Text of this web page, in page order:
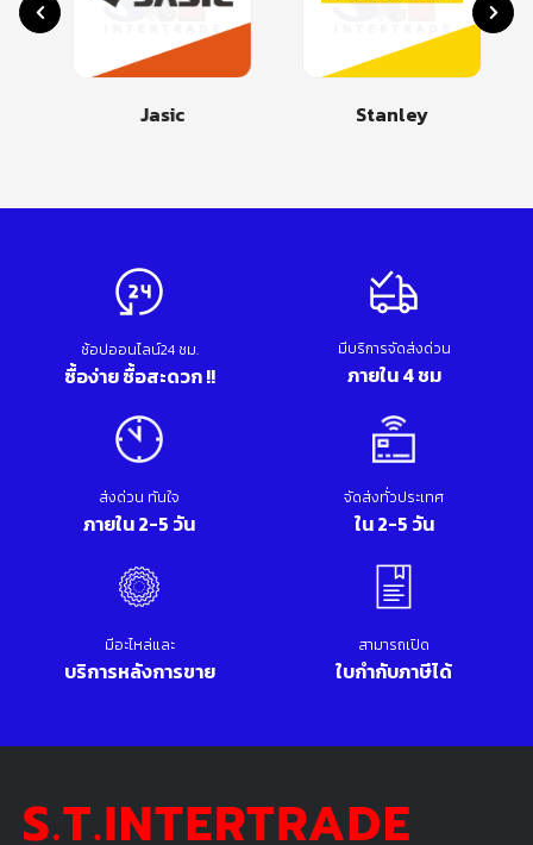
Jasic Stanley
ช้อปออนไลน์24 ชม.
ซื้อง่าย ซื้อสะดวก !!
มีบริการจัดส่งด่วน
ภายใน 4 ชม
ส่งด่วน ทันใจ
ภายใน 2-5 วัน
จัดส่งทั่วประเทศ
ใน 2-5 วัน
มีอะไหล่และ
บริการหลังการขาย
สามารถเปิด
ใบกำกับภาษีได้